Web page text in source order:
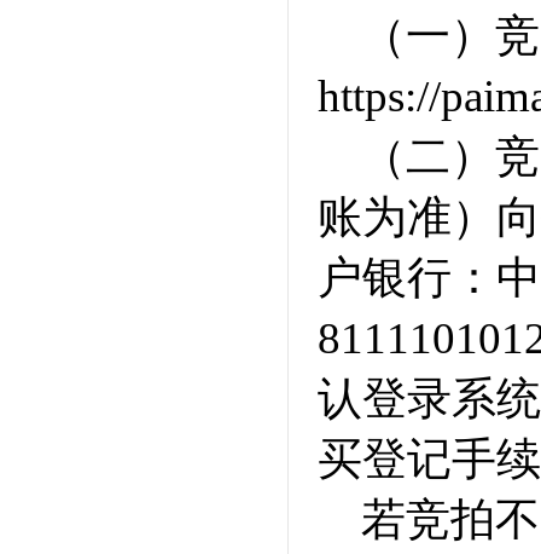
（一）
https://
（二）
账为准）
户银行：
认登录系
买登记手
若竞拍